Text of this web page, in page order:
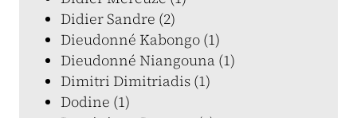
Didier Sandre (2)
Dieudonné Kabongo (1)
Dieudonné Niangouna (1)
Dimitri Dimitriadis (1)
Dodine (1)